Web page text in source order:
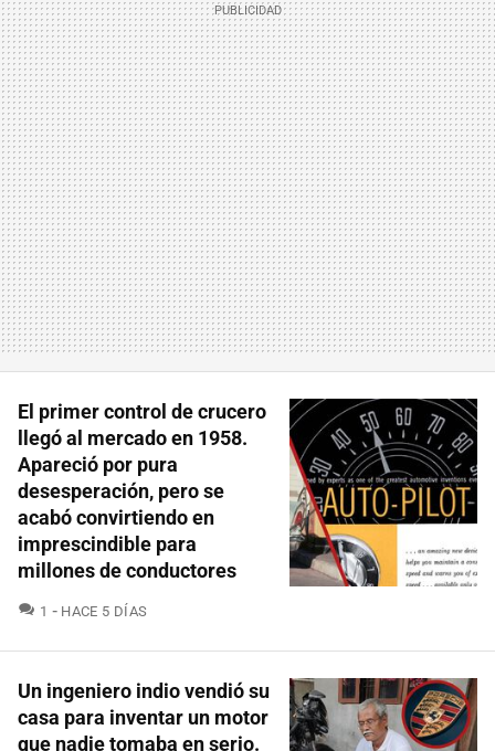
El primer control de crucero
llegó al mercado en 1958.
Apareció por pura
desesperación, pero se
acabó convirtiendo en
imprescindible para
millones de conductores
1 COMENTARIOS
HACE 5 DÍAS
Un ingeniero indio vendió su
casa para inventar un motor
que nadie tomaba en serio.